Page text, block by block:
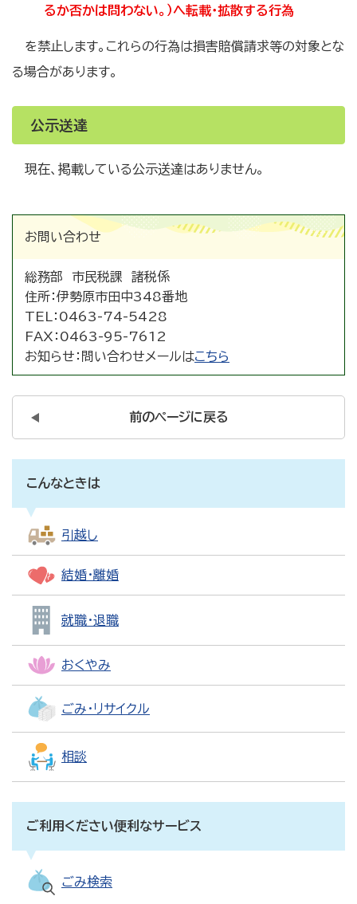
るか否かは問わない。）へ転載・拡散する行為
を禁止します。これらの行為は損害賠償請求等の対象とな
る場合があります。
公示送達
現在、掲載している公示送達はありません。
お問い合わせ
総務部 市民税課 諸税係
住所：伊勢原市田中348番地
TEL： 0463-74-5428
FAX： 0463-95-7612
お知らせ： 問い合わせメールはこちら
前のページに戻る
こんなときは
引越し
結婚・離婚
就職・退職
おくやみ
ごみ・リサイクル
相談
ご利用ください便利なサービス
ごみ検索